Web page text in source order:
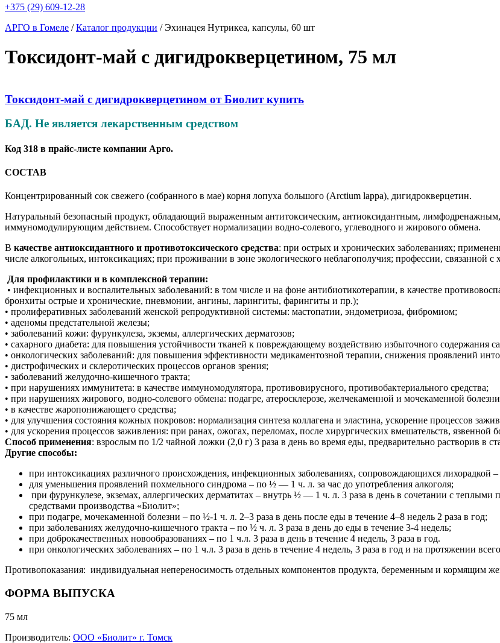
+375 (29) 609-12-28
АРГО в Гомеле /Каталог продукции /Эхинацея Нутрикеа, капсулы, 60 шт
Токсидонт-май с дигидрокверцетином, 75 мл
Токсидонт-май с дигидрокверцетином от Биолит купить
БАД. Не является лекарственным средством
Код 318 в прайс-листе компании Арго.
СОСТАВ
Концентрированный сок свежего (собранного в мае) корня лопуха большого (Arctium lappa), дигидрокверцетин.
Натуральный безопасный продукт, обладающий выраженным антитоксическим, антиоксидантным,
иммуномодулирующим действием. Способствует нормализации водно-солевого, углеводного и жирового обмена.
В качестве антиоксидантного и противотоксического средства: при острых и хронических заболеваниях;
числе алкогольных, интоксикациях; при проживании в зоне экологического неблагополучия; профессии, связанной
Для профилактики и в комплексной терапии:
• инфекционных и воспалительных заболеваний: в том числе и на фоне антибиотикотерапии, в качестве
бронхиты острые и хронические, пневмонии, ангины, ларингиты, фарингиты и пр.);
• пролиферативных заболеваний женской репродуктивной системы: мастопатии, эндометриоза, фибромиом;
• аденомы предстательной железы;
• заболеваний кожи: фурункулеза, экземы, аллергических дерматозов;
• сахарного диабета: для повышения устойчивости тканей к повреждающему воздействию избыточного содержания
• онкологических заболеваний: для повышения эффективности медикаментозной терапии, снижения проявлений
• дистрофических и склеротических процессов органов зрения;
• заболеваний желудочно-кишечного тракта;
• при нарушениях иммунитета: в качестве иммуномодулятора, противовирусного, противобактериального средства;
• при нарушениях жирового, водно-солевого обмена: подагре, атеросклерозе, желчекаменной и мочекаменной
• в качестве жаропонижающего средства;
• для улучшения состояния кожных покровов: нормализация синтеза коллагена и эластина, ускорение процессов
• для ускорения процессов заживления: при ранах, ожогах, переломах, после хирургических вмешательств,
Способ применения: взрослым по 1/2 чайной ложки (2,0 г) 3 раза в день во время еды, предварительно растворив в
Другие способы:
при интоксикациях различного происхождения, инфекционных заболеваниях, сопровождающихся лихорадкой
для уменьшения проявлений похмельного синдрома – по ½ — 1 ч. л. за час до употребления алкоголя;
при фурункулезе, экземах, аллергических дерматитах – внутрь ½ — 1 ч. л. 3 раза в день в сочетании с
средствами производства «Биолит»;
при подагре, мочекаменной болезни – по ½-1 ч. л. 2–3 раза в день после еды в течение 4–8 недель 2 раза в год;
при заболеваниях желудочно-кишечного тракта – по ½ ч. л. 3 раза в день до еды в течение 3-4 недель;
при доброкачественных новообразованиях – по 1 ч.л. 3 раза в день в течение 4 недель, 3 раза в год.
при онкологических заболеваниях – по 1 ч.л. 3 раза в день в течение 4 недель, 3 раза в год и на протяжении
Противопоказания: индивидуальная непереносимость отдельных компонентов продукта, беременным и кормящим
ФОРМА ВЫПУСКА
75 мл
Производитель: ООО «Биолит» г. Томск